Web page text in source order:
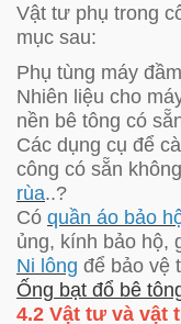
Vật tư phụ trong
mục sau:
Phụ tùng máy
Nhiên liệu cho
nền bê tông có
Các dụng cụ để
công có sẵn
rùa..?
Có quần áo bảo
ủng, kính bảo hộ,
Ni lông để bảo vệ
Ống bạt đổ bê
4.2 Vật tư và vật